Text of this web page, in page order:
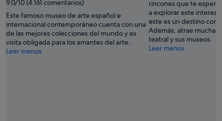
9.0/10 (4.161 comentarios)
Este famoso museo de arte español e
internacional contemporáneo cuenta con una
de las mejores colecciones del mundo y es
visita obligada para los amantes del arte.
Leer menos
rincones que te
a explorar este
este es un destino con
Además, atrae muchas
teatral y sus museos.
Leer menos